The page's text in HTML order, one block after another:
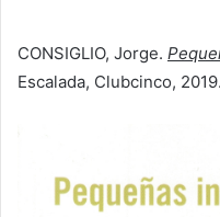
CONSIGLIO, Jorge.
Escalada, Clubcinco,